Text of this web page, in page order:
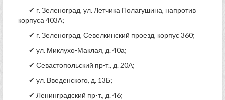
✔ г. Зеленоград, ул. Летчика Полагушина, напротив
корпуса 403А;
✔ г. Зеленоград, Севелкинский проезд, корпус 360;
✔ ул. Миклухо-Маклая, д. 40а;
✔ Севастопольский пр-т., д. 20А;
✔ ул. Введенского, д. 13Б;
✔ Ленинградский пр-т., д. 46;